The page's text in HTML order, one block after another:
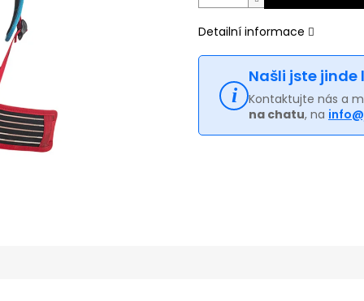
Detailní informace
Našli jste jinde
Kontaktujte nás a
na chatu, na